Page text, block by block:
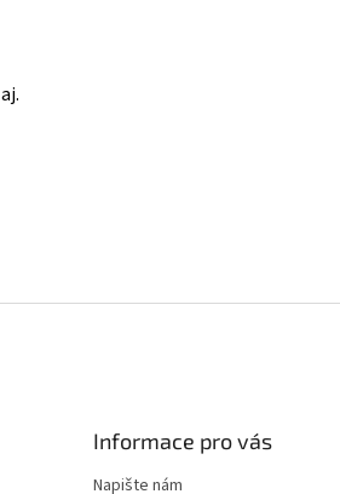
Informace pro vás
Napište nám